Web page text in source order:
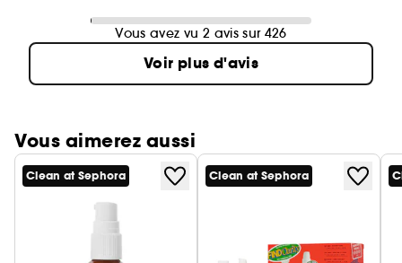
Vous avez vu 2 avis sur 426
Voir plus d'avis
Vous aimerez aussi
Clean at Sephora Clean at Sephora